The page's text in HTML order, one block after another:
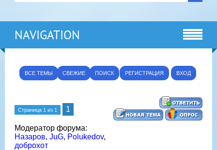
NAVIGATION
ВСЕ ТЕМЫ СВЕЖИЕ ПОИСК РЕГИСТРАЦИЯ ВХОД
Страница 1 из 1 1
Модератор форума:
Назаров, JuG, Polukedov,
доброхот